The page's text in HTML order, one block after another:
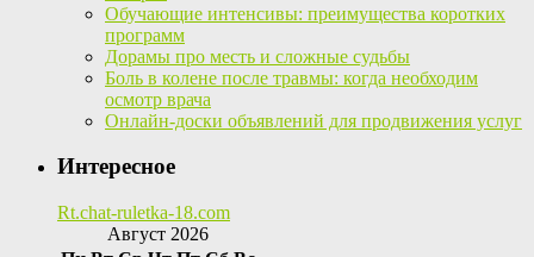
Обучающие интенсивы: преимущества коротких
программ
Дорамы про месть и сложные судьбы
Боль в колене после травмы: когда необходим
осмотр врача
Онлайн-доски объявлений для продвижения услуг
Интересное
Rt.chat-ruletka-18.com
Август 2026